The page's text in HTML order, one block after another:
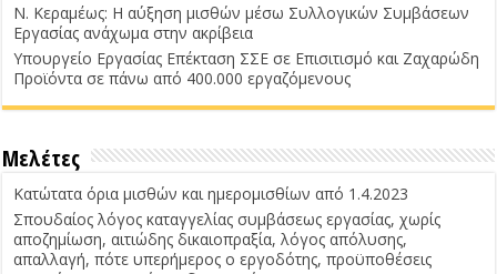
Ν. Κεραμέως: Η αύξηση μισθών μέσω Συλλογικών Συμβάσεων
Εργασίας ανάχωμα στην ακρίβεια
Υπουργείο Εργασίας Επέκταση ΣΣΕ σε Επισιτισμό και Ζαχαρώδη
Προϊόντα σε πάνω από 400.000 εργαζόμενους
Μελέτες
Κατώτατα όρια μισθών και ημερομισθίων από 1.4.2023
Σπουδαίος λόγος καταγγελίας συμβάσεως εργασίας, χωρίς
αποζημίωση, αιτιώδης δικαιοπραξία, λόγος απόλυσης,
απαλλαγή, πότε υπερήμερος ο εργοδότης, προϋποθέσεις